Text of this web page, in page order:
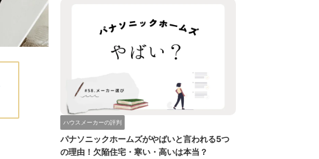
ハウスメーカーの評判
パナソニックホームズがやばいと言われる5つ
の理由！欠陥住宅・寒い・高いは本当？